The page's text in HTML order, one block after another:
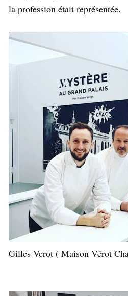
la profession était représentée.
Gilles Verot ( Maison Vérot